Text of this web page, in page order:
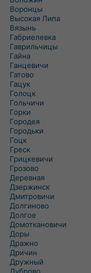
Воронцы
Высокая Липа
Вязынь
Габриелевка
Гаврильчицы
Гайна
Ганцевичи
Гатово
Гацук
Голоцк
Гольчичи
Горки
Городея
Городьки
Гоцк
Греск
Грицкевичи
Грозово
Деревная
Дзержинск
Дмитровичи
Долгиново
Долгое
Домоткановичи
Доры
Дражно
Дричин
Дружный